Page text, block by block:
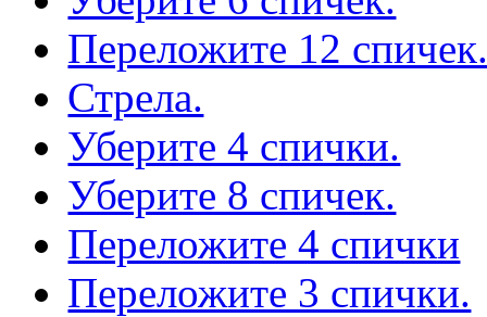
Переложите 12
Стрела.
Уберите 4 спички.
Уберите 8 спичек.
Переложите 4 спички
Переложите 3 спички.